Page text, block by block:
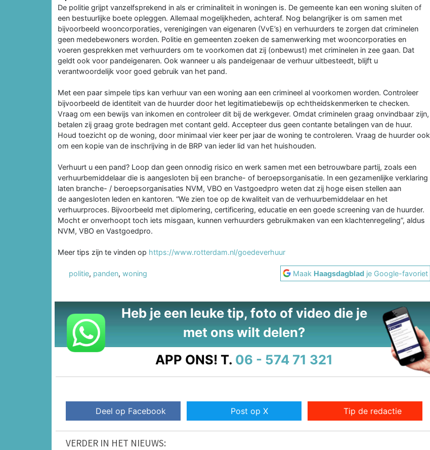
De politie grijpt vanzelfsprekend in als er criminaliteit in woningen is. De gemeente kan een woning sluiten of
een bestuurlijke boete opleggen. Allemaal mogelijkheden, achteraf. Nog belangrijker is om samen met
bijvoorbeeld wooncorporaties, verenigingen van eigenaren (VvE’s) en verhuurders te zorgen dat criminelen
geen medebewoners worden. Politie en gemeenten zoeken de samenwerking met wooncorporaties en
voeren gesprekken met verhuurders om te voorkomen dat zij (onbewust) met criminelen in zee gaan. Dat
geldt ook voor pandeigenaren. Ook wanneer u als pandeigenaar de verhuur uitbesteedt, blijft u
verantwoordelijk voor goed gebruik van het pand.
Met een paar simpele tips kan verhuur van een woning aan een crimineel al voorkomen worden. Controleer
bijvoorbeeld de identiteit van de huurder door het legitimatiebewijs op echtheidskenmerken te checken.
Vraag om een bewijs van inkomen en controleer dit bij de werkgever. Omdat criminelen graag onvindbaar zijn,
betalen zij graag grote bedragen met contant geld. Accepteer dus geen contante betalingen van de huur.
Houd toezicht op de woning, door minimaal vier keer per jaar de woning te controleren. Vraag de huurder ook
om een kopie van de inschrijving in de BRP van ieder lid van het huishouden.
Verhuurt u een pand? Loop dan geen onnodig risico en werk samen met een betrouwbare partij, zoals een
verhuurbemiddelaar die is aangesloten bij een branche- of beroepsorganisatie. In een gezamenlijke verklaring
laten branche- / beroepsorganisaties NVM, VBO en Vastgoedpro weten dat zij hoge eisen stellen aan
de aangesloten leden en kantoren. “We zien toe op de kwaliteit van de verhuurbemiddelaar en het
verhuurproces. Bijvoorbeeld met diplomering, certificering, educatie en een goede screening van de huurder.
Mocht er onverhoopt toch iets misgaan, kunnen verhuurders gebruikmaken van een klachtenregeling”, aldus
NVM, VBO en Vastgoedpro.
Meer tips zijn te vinden op https://www.rotterdam.nl/goedeverhuur
politie, panden, woning Maak Haagsdagblad je Google-favoriet
Heb je een leuke tip, foto of video die je
met ons wilt delen?
APP ONS! T. 06 - 574 71 321
Deel op Facebook Post op X Tip de redactie
VERDER IN HET NIEUWS: